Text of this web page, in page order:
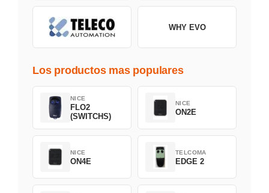
WHY EVO
Los productos mas populares
NICE
FLO2
(SWITCHS)
NICE
ON2E
NICE
ON4E
TELCOMA
EDGE 2